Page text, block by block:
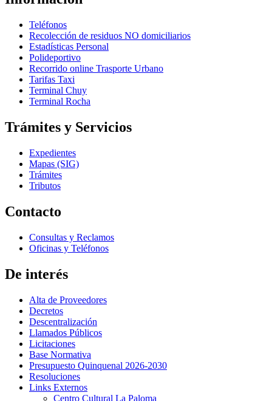
Teléfonos
Recolección de residuos NO domiciliarios
Estadísticas Personal
Polideportivo
Recorrido online Trasporte Urbano
Tarifas Taxi
Terminal Chuy
Terminal Rocha
Trámites y Servicios
Expedientes
Mapas (SIG)
Trámites
Tributos
Contacto
Consultas y Reclamos
Oficinas y Teléfonos
De interés
Alta de Proveedores
Decretos
Descentralización
Llamados Públicos
Licitaciones
Base Normativa
Presupuesto Quinquenal 2026-2030
Resoluciones
Links Externos
Centro Cultural La Paloma